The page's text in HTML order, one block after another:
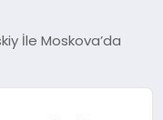
İle Moskova’da